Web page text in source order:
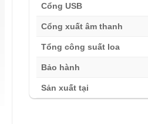
Cổng USB
Cổng xuất âm thanh
Tổng công suất loa
Bảo hành
Sản xuất tại